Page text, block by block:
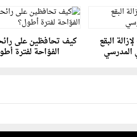
البقع
المدرسي
كيف تحافظين على
الفوّاحة لفترة